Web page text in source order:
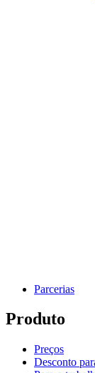
Parcerias
Produto
Preços
Desconto